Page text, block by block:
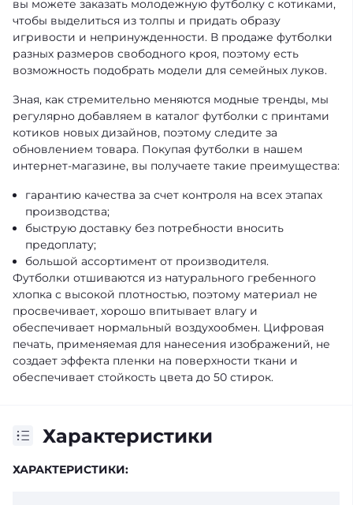
вы можете заказать молодежную футболку с котиками,
чтобы выделиться из толпы и придать образу
игривости и непринужденности. В продаже футболки
разных размеров свободного кроя, поэтому есть
возможность подобрать модели для семейных луков.
Зная, как стремительно меняются модные тренды, мы
регулярно добавляем в каталог футболки с принтами
котиков новых дизайнов, поэтому следите за
обновлением товара. Покупая футболки в нашем
интернет-магазине, вы получаете такие преимущества:
гарантию качества за счет контроля на всех этапах
производства;
быструю доставку без потребности вносить
предоплату;
большой ассортимент от производителя.
Футболки отшиваются из натурального гребенного
хлопка с высокой плотностью, поэтому материал не
просвечивает, хорошо впитывает влагу и
обеспечивает нормальный воздухообмен. Цифровая
печать, применяемая для нанесения изображений, не
создает эффекта пленки на поверхности ткани и
обеспечивает стойкость цвета до 50 стирок.
Характеристики
ХАРАКТЕРИСТИКИ: